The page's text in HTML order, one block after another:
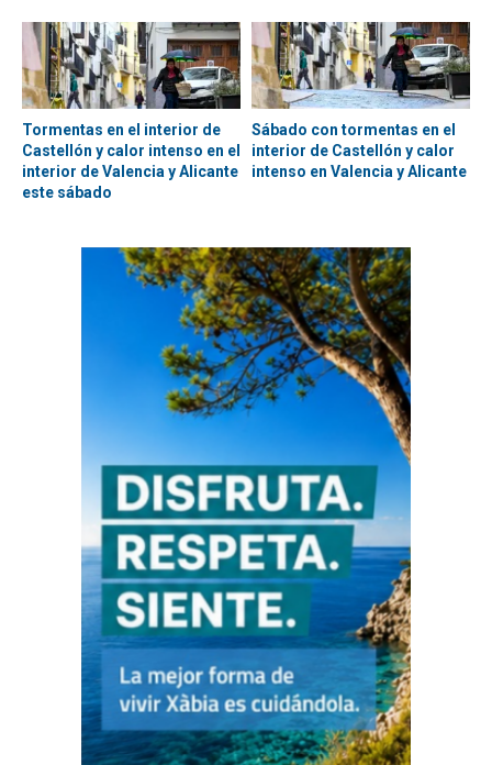
Tormentas en el interior de
Castellón y calor intenso en el
interior de Valencia y Alicante
este sábado
Sábado con tormentas en el
interior de Castellón y calor
intenso en Valencia y Alicante